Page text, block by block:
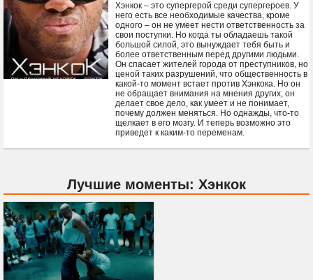
Хэнкок – это супергерой среди супергероев. У
него есть все необходимые качества, кроме
одного – он не умеет нести ответственность за
свои поступки. Но когда ты обладаешь такой
большой силой, это вынуждает тебя быть и
более ответственным перед другими людьми.
Он спасает жителей города от преступников, но
ценой таких разрушений, что общественность в
какой-то момент встает против Хэнкока. Но он
не обращает внимания на мнения других, он
делает свое дело, как умеет и не понимает,
почему должен меняться. Но однажды, что-то
щелкает в его мозгу. И теперь возможно это
приведет к каким-то переменам.
Лучшие моменты: Хэнкок